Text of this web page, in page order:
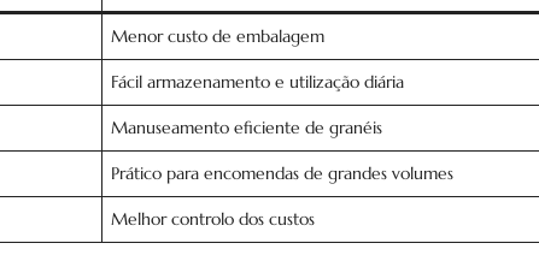
Menor custo de embalagem
Fácil armazenamento e utilização diária
Manuseamento eficiente de granéis
Prático para encomendas de grandes volumes
Melhor controlo dos custos